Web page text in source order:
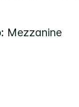
Mezzanine